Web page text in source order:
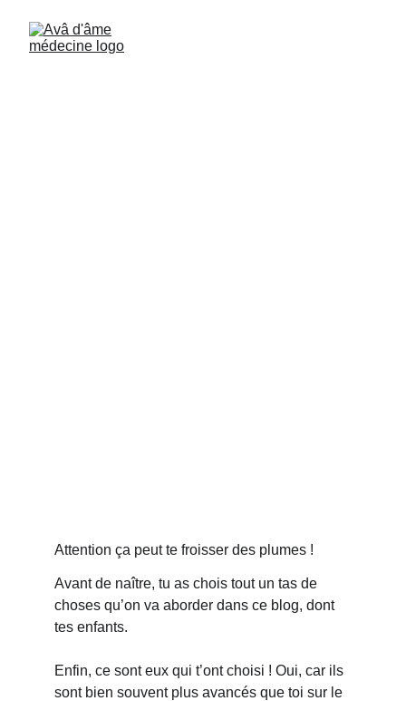
Attention ça peut te froisser des plumes !
Avant de naître, tu as chois tout un tas de
choses qu’on va aborder dans ce blog, dont
tes enfants.
Enfin, ce sont eux qui t’ont choisi ! Oui, car ils
sont bien souvent plus avancés que toi sur le